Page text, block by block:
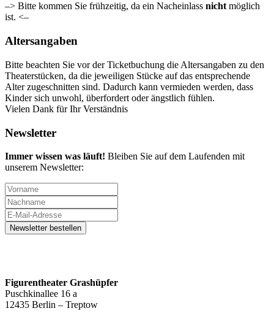
–> Bitte kommen Sie frühzeitig, da ein Nacheinlass nichtmöglich
ist. <–
Altersangaben
Bitte beachten Sie vor der Ticketbuchung die Altersangaben zu den
Theaterstücken, da die jeweiligen Stücke auf das entsprechende
Alter zugeschnitten sind. Dadurch kann vermieden werden, dass
Kinder sich unwohl, überfordert oder ängstlich fühlen.
Vielen Dank für Ihr Verständnis
Newsletter
Immer wissen was läuft! Bleiben Sie auf dem Laufenden mit
unserem Newsletter:
Figurentheater Grashüpfer
Puschkinallee 16 a
12435 Berlin – Treptow